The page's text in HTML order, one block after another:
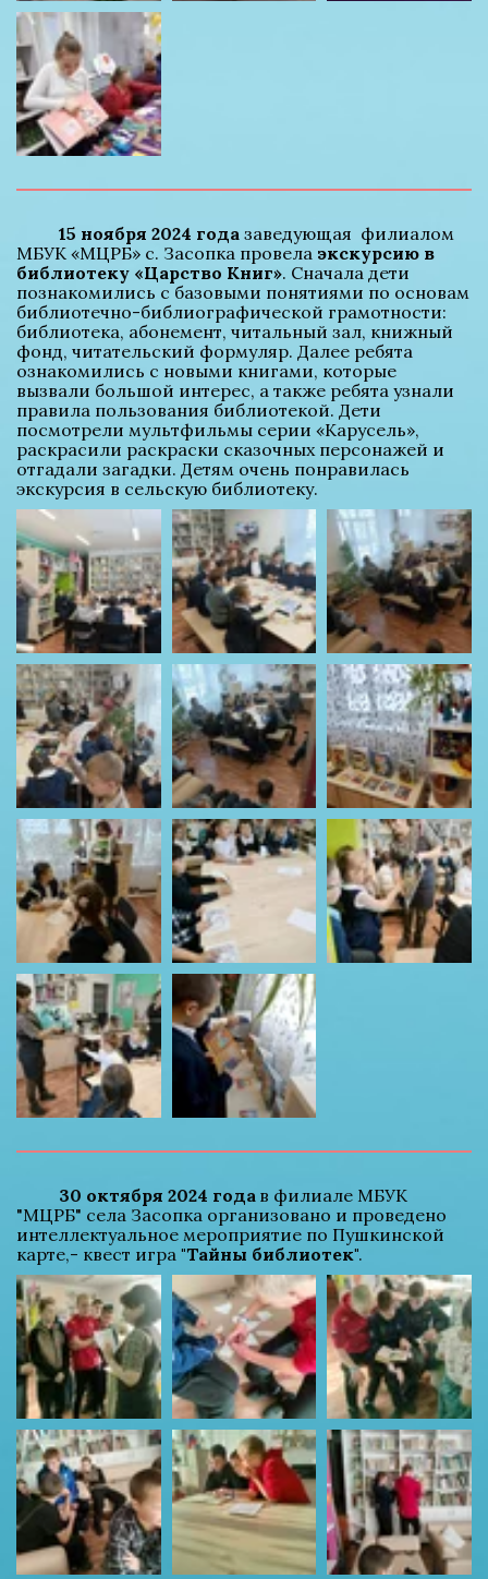
15 ноября 2024 года заведующая  филиалом
МБУК «МЦРБ» с. Засопка провела экскурсию в
библиотеку «Царство Книг». Сначала дети
познакомились с базовыми понятиями по основам
библиотечно-библиографической грамотности:
библиотека, абонемент, читальный зал, книжный
фонд, читательский формуляр. Далее ребята
ознакомились с новыми книгами, которые
вызвали большой интерес, а также ребята узнали
правила пользования библиотекой. Дети
посмотрели мультфильмы серии «Карусель»,
раскрасили раскраски сказочных персонажей и
отгадали загадки. Детям очень понравилась
экскурсия в сельскую библиотеку.
30 октября 2024 года в филиале МБУК
"МЦРБ" села Засопка организовано и проведено
интеллектуальное мероприятие по Пушкинской
карте,- квест игра "Тайны библиотек".